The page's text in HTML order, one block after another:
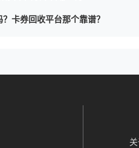
卡券回收平台那个靠谱？